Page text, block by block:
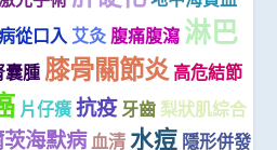
從口入艾灸 腹痛腹瀉 淋巴
囊腫 膝骨關節炎 高危結節
片仔癀 抗疫牙齒 梨狀肌綜合
茨海默病血清 水痘 隱形併發